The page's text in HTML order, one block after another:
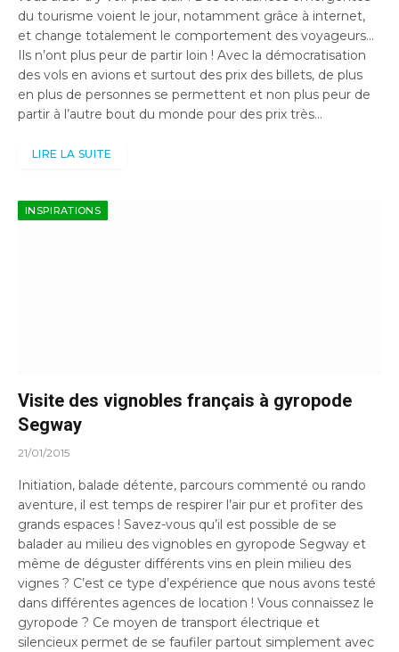
du tourisme voient le jour, notamment grâce à internet,
et change totalement le comportement des voyageurs…
Ils n’ont plus peur de partir loin ! Avec la démocratisation
des vols en avions et surtout des prix des billets, de plus
en plus de personnes se permettent et non plus peur de
partir à l’autre bout du monde pour des prix très…
LIRE LA SUITE
INSPIRATIONS
Visite des vignobles français à gyropode
Segway
21/01/2015
Initiation, balade détente, parcours commenté ou rando
aventure, il est temps de respirer l’air pur et profiter des
grands espaces ! Savez-vous qu’il est possible de se
balader au milieu des vignobles en gyropode Segway et
même de déguster différents vins en plein milieu des
vignes ? C’est ce type d’expérience que nous avons testé
dans différentes agences de location ! Vous connaissez le
gyropode ? Ce moyen de transport électrique et
silencieux permet de se faufiler partout simplement avec